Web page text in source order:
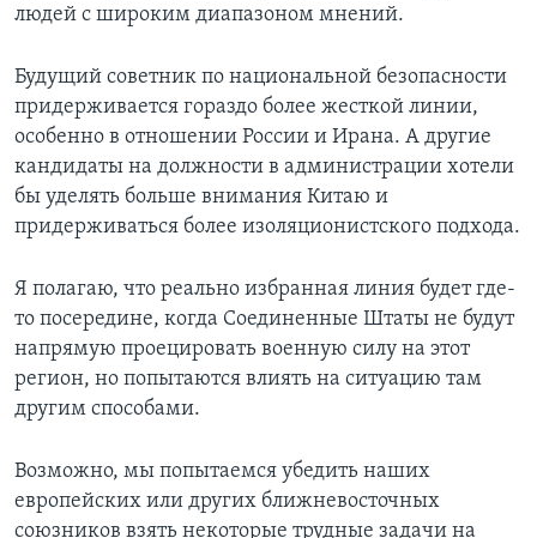
людей с широким диапазоном мнений.
Будущий советник по национальной безопасности
придерживается гораздо более жесткой линии,
особенно в отношении России и Ирана. А другие
кандидаты на должности в администрации хотели
бы уделять больше внимания Китаю и
придерживаться более изоляционистского подхода.
Я полагаю, что реально избранная линия будет где-
то посередине, когда Соединенные Штаты не будут
напрямую проецировать военную силу на этот
регион, но попытаются влиять на ситуацию там
другим способами.
Возможно, мы попытаемся убедить наших
европейских или других ближневосточных
союзников взять некоторые трудные задачи на